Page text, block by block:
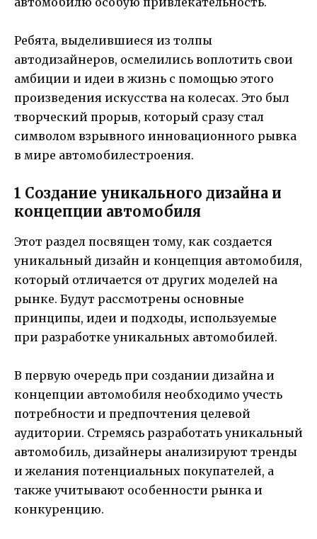
Ребята, выделившиеся из толпы
автодизайнеров, осмелились воплотить свои
амбиции и идеи в жизнь с помощью этого
произведения искусства на колесах. Это был
творческий прорыв, который сразу стал
символом взрывного инновационного рывка
в мире автомобилестроения.
1 Создание уникального дизайна и
концепции автомобиля
Этот раздел посвящен тому, как создается
уникальный дизайн и концепция автомобиля,
который отличается от других моделей на
рынке. Будут рассмотрены основные
принципы, идеи и подходы, используемые
при разработке уникальных автомобилей.
В первую очередь при создании дизайна и
концепции автомобиля необходимо учесть
потребности и предпочтения целевой
аудитории. Стремясь разработать уникальный
автомобиль, дизайнеры анализируют тренды
и желания потенциальных покупателей, а
также учитывают особенности рынка и
конкуренцию.